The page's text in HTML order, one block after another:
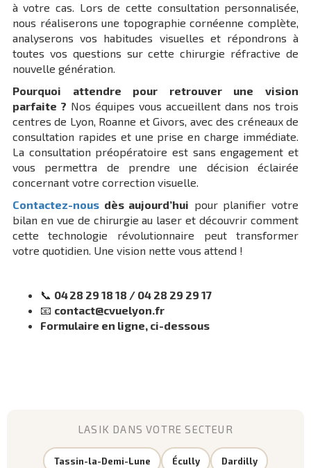
à votre cas. Lors de cette consultation personnalisée,
nous réaliserons une topographie cornéenne complète,
analyserons vos habitudes visuelles et répondrons à
toutes vos questions sur cette chirurgie réfractive de
nouvelle génération.
Pourquoi attendre pour retrouver une vision
parfaite ? Nos équipes vous accueillent dans nos trois
centres de Lyon, Roanne et Givors, avec des créneaux de
consultation rapides et une prise en charge immédiate.
La consultation préopératoire est sans engagement et
vous permettra de prendre une décision éclairée
concernant votre correction visuelle.
Contactez-nousdès aujourd’hui pour planifier votre
bilan en vue de chirurgie au laser et découvrir comment
cette technologie révolutionnaire peut transformer
votre quotidien. Une vision nette vous attend !
📞 04 28 29 18 18 / 04 28 29 29 17
📧 contact@cvuelyon.fr
Formulaire en ligne, ci-dessous
LASIK DANS VOTRE SECTEUR
Tassin-la-Demi-Lune Écully Dardilly